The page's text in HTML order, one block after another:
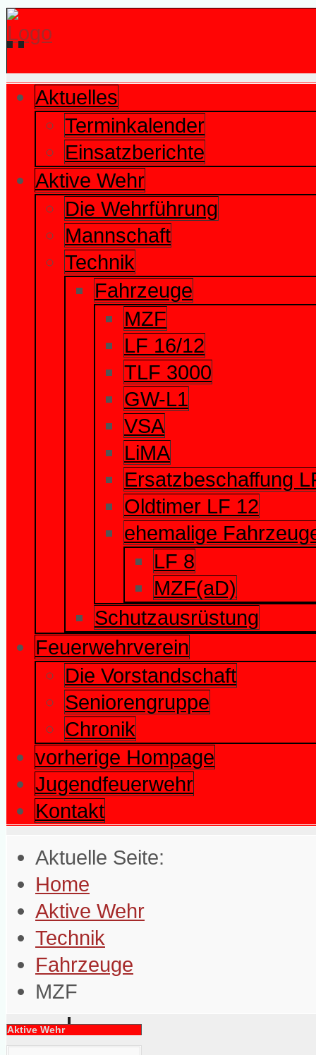
Aktuelles
Terminkalender
Einsatzberichte
Aktive Wehr
Die Wehrführung
Mannschaft
Technik
Fahrzeuge
MZF
LF 16/12
TLF 3000
GW-L1
VSA
LiMA
Ersatzbeschaffung
Oldtimer LF 12
ehemalige
LF 8
MZF(aD)
Schutzausrüstung
Feuerwehrverein
Die Vorstandschaft
Seniorengruppe
Chronik
vorherige Hompage
Jugendfeuerwehr
Kontakt
Aktuelle Seite:
Home
Aktive Wehr
Technik
Fahrzeuge
MZF
Aktive Wehr